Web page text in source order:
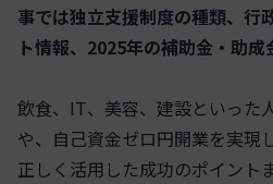
事では独立支援制度の種類、行
ト情報、2025年の補助金・助成
飲食、IT、美容、建設といった
や、自己資金ゼロ円開業を実現
正しく活用した成功のポイント